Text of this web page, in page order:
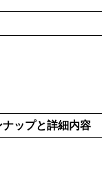
ップと詳細内容